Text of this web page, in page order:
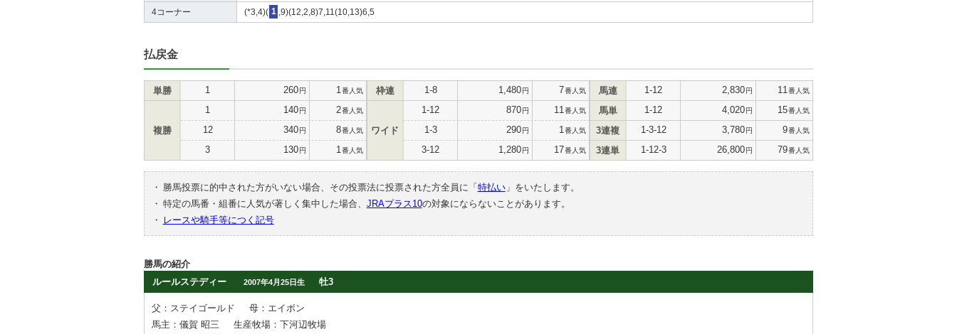
4コーナー (*3,4)( 1 ,9)(12,2,8)7,11(10,13)6,5
払戻金
単勝 1 260円 1 番人気
複勝
1 140円 2番人気
12 340円 8番人気
3 130円 1 番人気
枠連 1-8 1,480円 7番人気
ワイド
1-12 870円 11 番人気
1-3 290円 1 番人気
3-12 1,280円 17番人気
馬連 1-12 2,830円 11 番人気
馬単 1-12 4,020円 15番人気
3連複 1-3-12 3,780円 9番人気
3連単 1-12-3 26,800円 79番人気
・ 勝馬投票に的中された方がいない場合、その投票法に投票された方全員に「 特払い」をいたします。
・ 特定の馬番・組番に人気が著しく集中した場合、 JRAプラス10の対象にならないことがあります。
・
レースや騎手等につく記号
勝馬の紹介
ルールステディー
2007年4月25日生 牡3
父：ステイゴールド
母：エイボン
馬主：儀賀 昭三
生産牧場：下河辺牧場